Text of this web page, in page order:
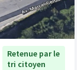
Retenue par le
tri citoyen